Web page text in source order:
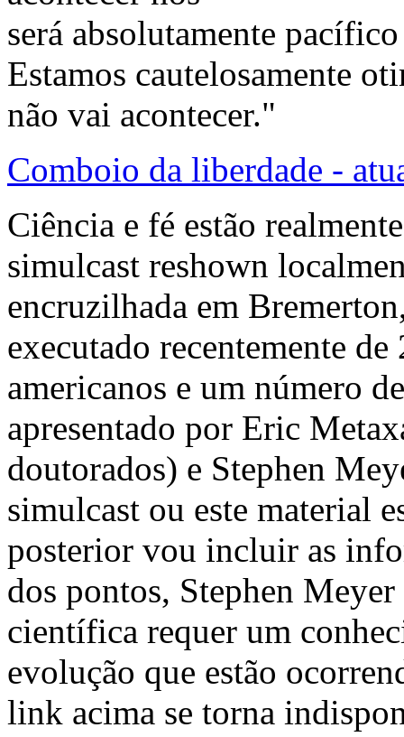
será absolutamente
Estamos cautelosamente
não vai acontecer."
Comboio da liberdade -
Ciência e fé estão
simulcast reshown
encruzilhada em
executado recentemente
americanos e um número
apresentado por Eric
doutorados) e Stephen
simulcast ou este material
posterior vou incluir as
dos pontos, Stephen
científica requer um
evolução que estão
link acima se torna